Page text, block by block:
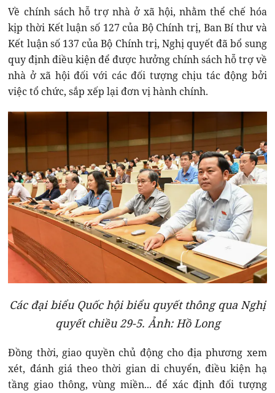
Về chính sách hỗ trợ nhà ở xã hội, nhằm thể chế hóa
kịp thời Kết luận số 127 của Bộ Chính trị, Ban Bí thư và
Kết luận số 137 của Bộ Chính trị, Nghị quyết đã bổ sung
quy định điều kiện để được hưởng chính sách hỗ trợ về
nhà ở xã hội đối với các đối tượng chịu tác động bởi
việc tổ chức, sắp xếp lại đơn vị hành chính.
Các đại biểu Quốc hội biểu quyết thông qua Nghị
quyết chiều 29-5. Ảnh: Hồ Long
Đồng thời, giao quyền chủ động cho địa phương xem
xét, đánh giá theo thời gian di chuyển, điều kiện hạ
tầng giao thông, vùng miền... để xác định đối tượng